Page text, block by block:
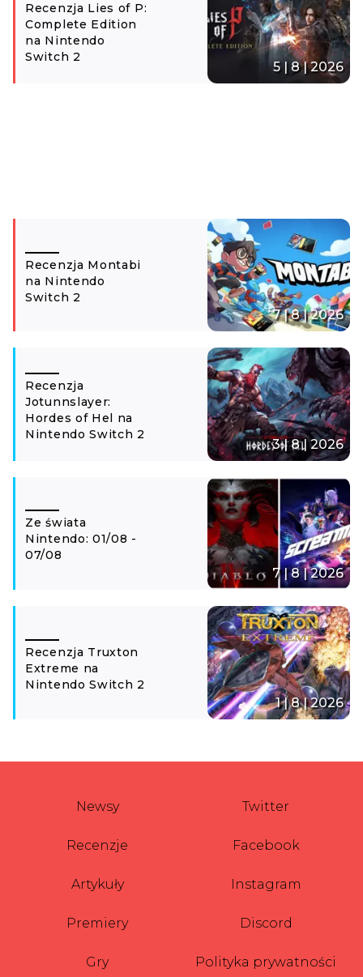
Recenzja Lies of P:
Complete Edition
na Nintendo
Switch 2
5 | 8 | 2026
Recenzja Montabi
na Nintendo
Switch 2
7 | 8 | 2026
Recenzja
Jotunnslayer:
Hordes of Hel na
Nintendo Switch 2
3 | 8 | 2026
Ze świata
Nintendo: 01/08 -
07/08
7 | 8 | 2026
Recenzja Truxton
Extreme na
Nintendo Switch 2
1 | 8 | 2026
Newsy
Recenzje
Artykuły
Premiery
Gry
Twitter
Facebook
Instagram
Discord
Polityka prywatności